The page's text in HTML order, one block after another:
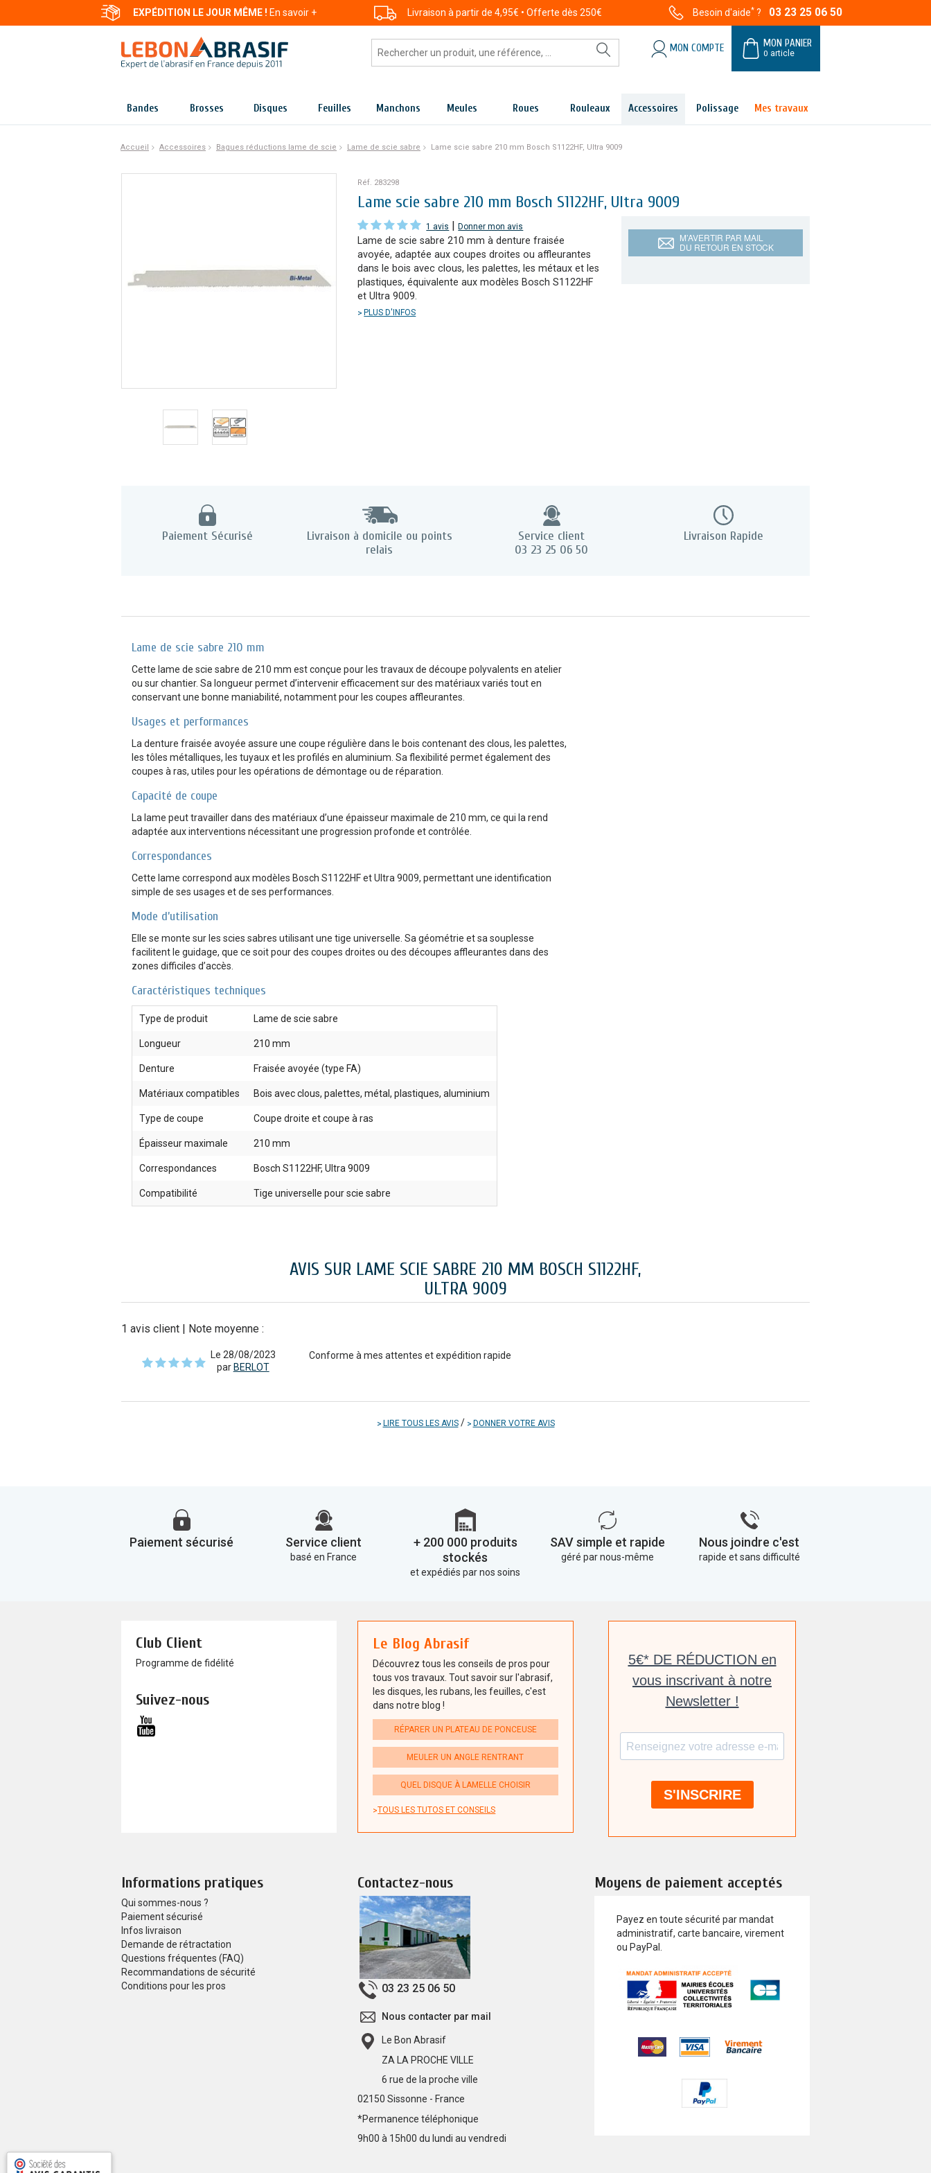
EXPÉDITION LE JOUR MÊME ! En savoir + Livraison à partir de 4,95€ • Offerte dès 250€ Besoin d'aide* ? 03 23 25 06 50
MON PANIER
0 article
MON COMPTE
Bandes Brosses Disques Feuilles Manchons Meules Roues Rouleaux Accessoires Polissage Mes travaux
Accueil Accessoires Bagues réductions lame de scie Lame de scie sabre Lame scie sabre 210 mm Bosch S1122HF, Ultra 9009
Réf. 283298
Lame scie sabre 210 mm Bosch S1122HF, Ultra 9009
M’AVERTIR PAR MAIL
DU RETOUR EN STOCK
1 avis |Donner mon avis
Lame de scie sabre 210 mm à denture fraisée
avoyée, adaptée aux coupes droites ou affleurantes
dans le bois avec clous, les palettes, les métaux et les
plastiques, équivalente aux modèles Bosch S1122HF
et Ultra 9009.
PLUS D'INFOS
Paiement Sécurisé
Livraison à domicile ou points
relais
Service client
03 23 25 06 50
Livraison Rapide
Lame de scie sabre 210 mm
Cette lame de scie sabre de 210 mm est conçue pour les travaux de découpe polyvalents en atelier
ou sur chantier. Sa longueur permet d’intervenir efficacement sur des matériaux variés tout en
conservant une bonne maniabilité, notamment pour les coupes affleurantes.
Usages et performances
La denture fraisée avoyée assure une coupe régulière dans le bois contenant des clous, les palettes,
les tôles métalliques, les tuyaux et les profilés en aluminium. Sa flexibilité permet également des
coupes à ras, utiles pour les opérations de démontage ou de réparation.
Capacité de coupe
La lame peut travailler dans des matériaux d’une épaisseur maximale de 210 mm, ce qui la rend
adaptée aux interventions nécessitant une progression profonde et contrôlée.
Correspondances
Cette lame correspond aux modèles Bosch S1122HF et Ultra 9009, permettant une identification
simple de ses usages et de ses performances.
Mode d’utilisation
Elle se monte sur les scies sabres utilisant une tige universelle. Sa géométrie et sa souplesse
facilitent le guidage, que ce soit pour des coupes droites ou des découpes affleurantes dans des
zones difficiles d’accès.
Caractéristiques techniques
Type de produit Lame de scie sabre
Longueur 210 mm
Denture Fraisée avoyée (type FA)
Matériaux compatibles Bois avec clous, palettes, métal, plastiques, aluminium
Type de coupe Coupe droite et coupe à ras
Épaisseur maximale 210 mm
Correspondances Bosch S1122HF, Ultra 9009
Compatibilité Tige universelle pour scie sabre
AVIS SUR LAME SCIE SABRE 210 MM BOSCH S1122HF,
ULTRA 9009
1 avis client | Note moyenne :
Le 28/08/2023
par BERLOT
Conforme à mes attentes et expédition rapide
LIRE TOUS LES AVIS/ DONNER VOTRE AVIS
Paiement sécurisé Service client
basé en France
+ 200 000 produits
stockés
et expédiés par nos soins
SAV simple et rapide
géré par nous-même
Nous joindre c'est
rapide et sans difficulté
Club Client
Programme de fidélité
Suivez-nous
Le Blog Abrasif
Découvrez tous les conseils de pros pour
tous vos travaux. Tout savoir sur l'abrasif,
les disques, les rubans, les feuilles, c'est
dans notre blog !
RÉPARER UN PLATEAU DE PONCEUSE
MEULER UN ANGLE RENTRANT
QUEL DISQUE À LAMELLE CHOISIR
TOUS LES TUTOS ET CONSEILS
Informations pratiques
Qui sommes-nous ?
Paiement sécurisé
Infos livraison
Demande de rétractation
Questions fréquentes (FAQ)
Recommandations de sécurité
Conditions pour les pros
Contactez-nous
03 23 25 06 50
Nous contacter par mail
Le Bon Abrasif
ZA LA PROCHE VILLE
6 rue de la proche ville
02150 Sissonne - France
*Permanence téléphonique
9h00 à 15h00 du lundi au vendredi
Moyens de paiement acceptés
Payez en toute sécurité par mandat
administratif, carte bancaire, virement
ou PayPal.